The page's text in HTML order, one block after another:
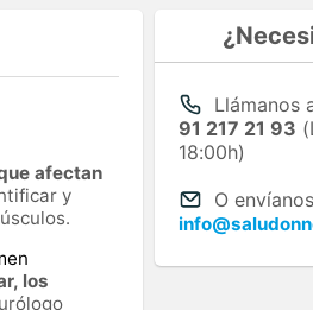
afectan
y
los
Llámanos
91 217 21 93
18:00h)
O